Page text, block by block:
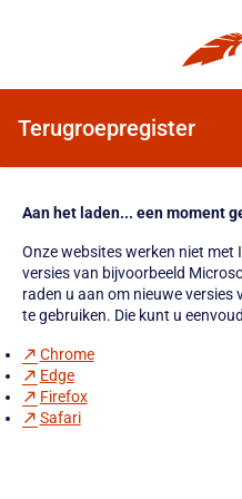
Terugroepregister
Aan het laden... een moment
Onze websites werken niet met
versies van bijvoorbeeld
raden u aan om nieuwe
te gebruiken. Die kunt u
Chrome
Edge
Firefox
Safari